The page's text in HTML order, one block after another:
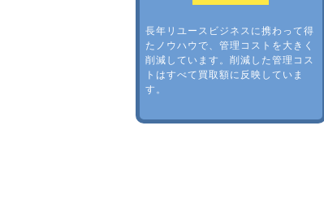
長年リユースビジネスに携わって得
たノウハウで、管理コストを大きく
削減しています。削減した管理コス
トはすべて買取額に反映していま
す。